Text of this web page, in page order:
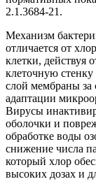
2.1.3684-21.
Механизм
отличается от
клетки, действуя
клеточную
слой мембраны за
адаптации
Вирусы
оболочки и
обработке воды
снижение числа
который хлор
высоких дозах и